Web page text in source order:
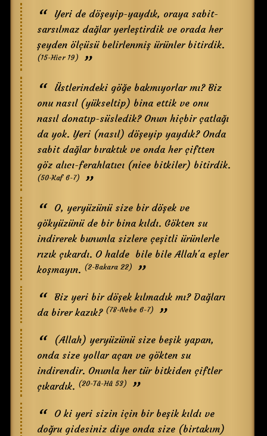
Yeri de döşeyip-yaydık, oraya sabit-
sarsılmaz dağlar yerleştirdik ve orada her
şeyden ölçüsü belirlenmiş ürünler bitirdik.
(15-Hicr 19)
Üstlerindeki göğe bakmıyorlar mı? Biz
onu nasıl (yükseltip) bina ettik ve onu
nasıl donatıp-süsledik? Onun hiçbir çatlağı
da yok. Yeri (nasıl) döşeyip yaydık? Onda
sabit dağlar bıraktık ve onda her çiftten
göz alıcı-ferahlatıcı (nice bitkiler) bitirdik.
(50-Kaf 6-7)
O, yeryüzünü size bir döşek ve
gökyüzünü de bir bina kıldı. Gökten su
indirerek bununla sizlere çeşitli ürünlerle
rızık çıkardı. O halde bile bile Allah'a eşler
koşmayın. (2-Bakara 22)
Biz yeri bir döşek kılmadık mı? Dağları
da birer kazık? (78-Nebe 6-7)
(Allah) yeryüzünü size beşik yapan,
onda size yollar açan ve gökten su
indirendir. Onunla her tür bitkiden çiftler
çıkardık. (20-Tâ-Hâ 53)
O ki yeri sizin için bir beşik kıldı ve
doğru gidesiniz diye onda size (birtakım)